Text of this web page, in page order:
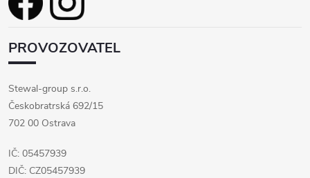
PROVOZOVATEL
Stewal-group s.r.o.
Českobratrská 692/15
702 00 Ostrava
IČ: 05457939
DIČ: CZ05457939